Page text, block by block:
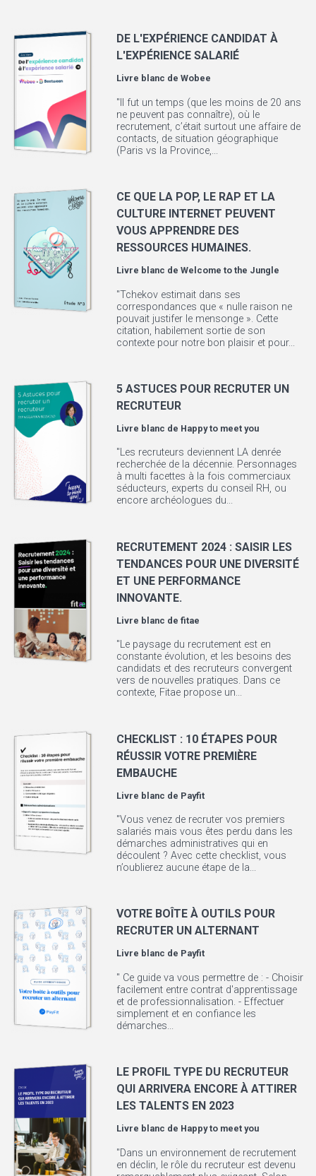
DE L'EXPÉRIENCE CANDIDAT À
L'EXPÉRIENCE SALARIÉ
Livre blanc deWobee
"Il fut un temps (que les moins de 20 ans
ne peuvent pas connaître), où le
recrutement, c’était surtout une affaire de
contacts, de situation géographique
(Paris vs la Province,...
CE QUE LA POP, LE RAP ET LA
CULTURE INTERNET PEUVENT
VOUS APPRENDRE DES
RESSOURCES HUMAINES.
Livre blanc deWelcome to the Jungle
"Tchekov estimait dans ses
correspondances que « nulle raison ne
pouvait justifer le mensonge ». Cette
citation, habilement sortie de son
contexte pour notre bon plaisir et pour...
5 ASTUCES POUR RECRUTER UN
RECRUTEUR
Livre blanc de Happy to meet you
"Les recruteurs deviennent LA denrée
recherchée de la décennie. Personnages
à multi facettes à la fois commerciaux
séducteurs, experts du conseil RH, ou
encore archéologues du...
RECRUTEMENT 2024 : SAISIR LES
TENDANCES POUR UNE DIVERSITÉ
ET UNE PERFORMANCE
INNOVANTE.
Livre blanc defitae
"Le paysage du recrutement est en
constante évolution, et les besoins des
candidats et des recruteurs convergent
vers de nouvelles pratiques. Dans ce
contexte, Fitae propose un...
CHECKLIST : 10 ÉTAPES POUR
RÉUSSIR VOTRE PREMIÈRE
EMBAUCHE
Livre blanc de Payfit
"Vous venez de recruter vos premiers
salariés mais vous êtes perdu dans les
démarches administratives qui en
découlent ? Avec cette checklist, vous
n’oublierez aucune étape de la...
VOTRE BOÎTE À OUTILS POUR
RECRUTER UN ALTERNANT
Livre blanc de Payfit
" Ce guide va vous permettre de : - Choisir
facilement entre contrat d'apprentissage
et de professionnalisation. - Effectuer
simplement et en confiance les
démarches...
LE PROFIL TYPE DU RECRUTEUR
QUI ARRIVERA ENCORE À ATTIRER
LES TALENTS EN 2023
Livre blanc de Happy to meet you
"Dans un environnement de recrutement
en déclin, le rôle du recruteur est devenu